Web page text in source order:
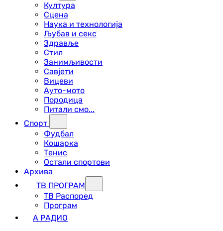
Култура
Сцена
Наука и технологија
Љубав и секс
Здравље
Стил
Занимљивости
Савјети
Вицеви
Ауто-мото
Породица
Питали смо...
Спорт
Фудбал
Кошарка
Тенис
Остали спортови
Архива
ТВ ПРОГРАМ
ТВ Распоред
Програм
А РАДИО